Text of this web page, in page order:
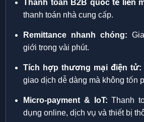
Thanh toán B2B quốc tế liền
thanh toán nhà cung cấp.
Remittance nhanh chóng:
giới trong vài phút.
Tích hợp thương mại điện tử:
giao dịch dễ dàng mà không tốn
Micro-payment & IoT: Thanh
dụng online, dịch vụ và thiết bị